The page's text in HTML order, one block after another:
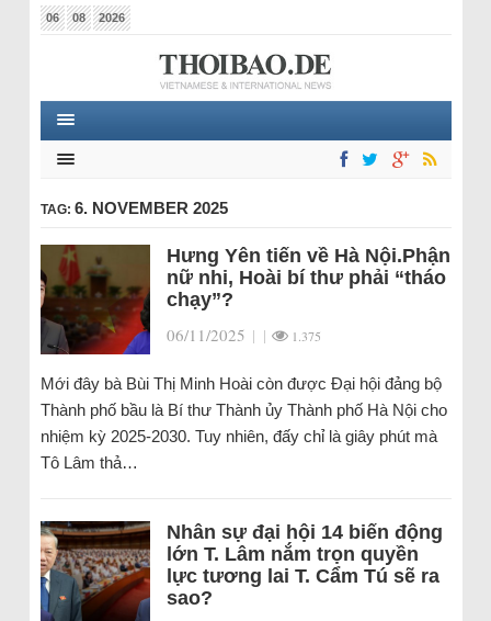
06 08 2026
TAG: 6. NOVEMBER 2025
Hưng Yên tiến về Hà Nội.Phận
nữ nhi, Hoài bí thư phải “tháo
chạy”?
06/11/2025 | | 1.375
Mới đây bà Bùi Thị Minh Hoài còn được Đại hội đảng bộ
Thành phố bầu là Bí thư Thành ủy Thành phố Hà Nội cho
nhiệm kỳ 2025-2030. Tuy nhiên, đấy chỉ là giây phút mà
Tô Lâm thả…
Nhân sự đại hội 14 biến động
lớn T. Lâm nắm trọn quyền
lực tương lai T. Cẩm Tú sẽ ra
sao?